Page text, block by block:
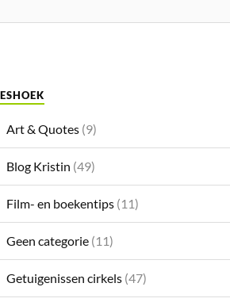
Art & Quotes (9)
Blog Kristin (49)
Film- en boekentips (11)
Geen categorie (11)
Getuigenissen cirkels (47)